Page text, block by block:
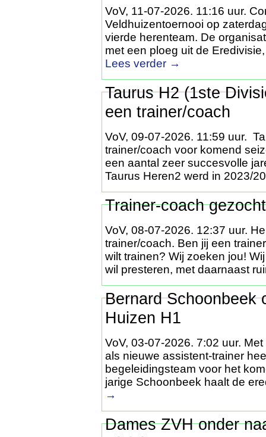
VoV, 11-07-2026. 11:16 uur.
Veldhuizentoernooi op
vierde herenteam. De
met een ploeg uit de
Lees verder →
Taurus H2 (1ste
een trainer/coach
VoV, 09-07-2026. 11:59 uur.
trainer/coach voor komend
een aantal zeer succesvolle
Taurus Heren2 werd in 2023/
Trainer-coach
VoV, 08-07-2026. 12:37 uur.
trainer/coach. Ben jij een
wilt trainen? Wij zoeken jou!
wil presteren, met daarnaast
Bernard Schoonbeek
Huizen H1
VoV, 03-07-2026. 7:02 uur.
als nieuwe assistent-trainer
begeleidingsteam voor het
jarige Schoonbeek haalt de
→
Dames ZVH onder